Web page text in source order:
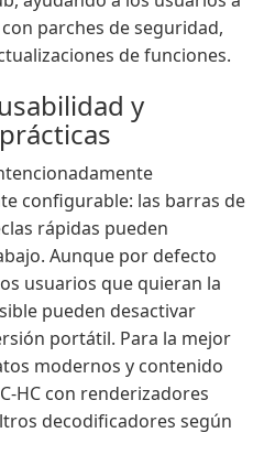
parches de seguridad,
de funciones.
y
configurable: las barras de
rápidas pueden
Aunque por defecto
usuarios que quieran la
pueden desactivar
portátil. Para la mejor
modernos y contenido
HC con renderizadores
decodificadores según